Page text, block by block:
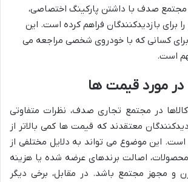
مجتمع صدف با داشتن پارکینگ اختصاصی،
برای بازدیدکنندگان فراهم کرده است. این
برای کسانی که با خودروی شخصی مراجعه می
است.
مورد قیمت ها
در مجتمع تجاری صدف، نظرات متفاوتی
معتقدند که قیمت ها کمی بالاتر از
است. این موضوع می تواند به دلایل مختلفی از
محصولات، اصالت برندهای عرضه شده یا هزینه
و مجهز مجتمع باشد. در مقابل، برخی دیگر